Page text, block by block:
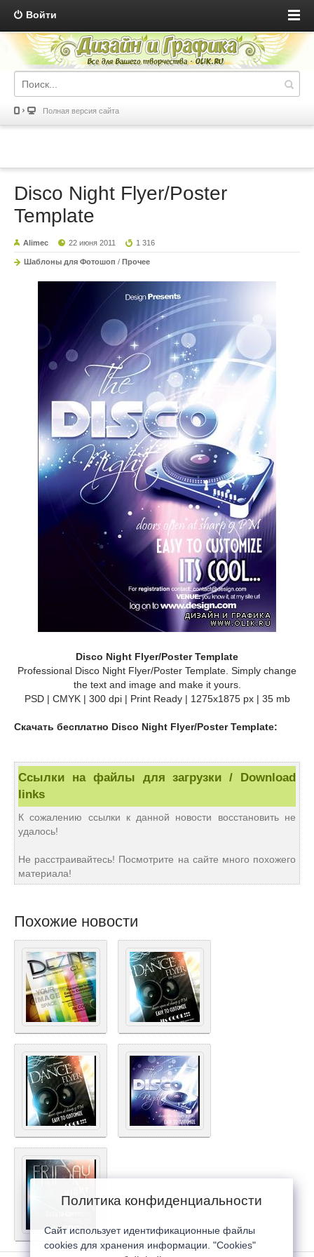
Войти
Полная версия сайта
Disco Night Flyer/Poster
Template
Alimec 22 июня 2011 1 316
Шаблоны для Фотошоп / Прочее
Disco Night Flyer/Poster Template
Professional Disco Night Flyer/Poster Template. Simply change
the text and image and make it yours.
PSD | CMYK | 300 dpi | Print Ready | 1275x1875 px | 35 mb
Скачать бесплатно Disco Night Flyer/Poster Template:
Ссылки на файлы для загрузки / Download
links
К сожалению ссылки к данной новости восстановить не
удалось!
Не расстраивайтесь! Посмотрите на сайте много похожего
материала!
Похожие новости
Политика конфиденциальности
Сайт использует идентификационные файлы
cookies для хранения информации. "Cookies"